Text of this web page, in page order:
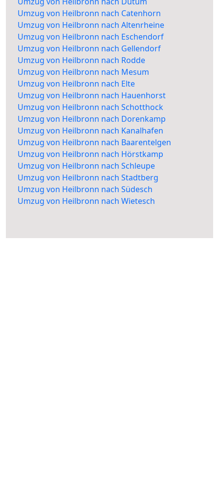
Umzug von Heilbronn nach Catenhorn
Umzug von Heilbronn nach Altenrheine
Umzug von Heilbronn nach Eschendorf
Umzug von Heilbronn nach Gellendorf
Umzug von Heilbronn nach Rodde
Umzug von Heilbronn nach Mesum
Umzug von Heilbronn nach Elte
Umzug von Heilbronn nach Hauenhorst
Umzug von Heilbronn nach Schotthock
Umzug von Heilbronn nach Dorenkamp
Umzug von Heilbronn nach Kanalhafen
Umzug von Heilbronn nach Baarentelgen
Umzug von Heilbronn nach Hörstkamp
Umzug von Heilbronn nach Schleupe
Umzug von Heilbronn nach Stadtberg
Umzug von Heilbronn nach Südesch
Umzug von Heilbronn nach Wietesch